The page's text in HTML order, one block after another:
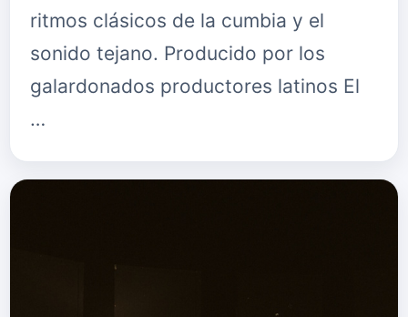
ritmos clásicos de la cumbia y el
sonido tejano. Producido por los
galardonados productores latinos El
…